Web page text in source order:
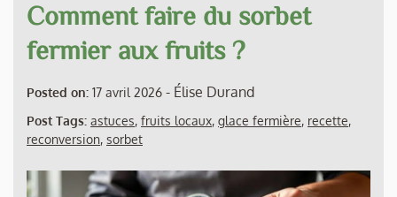
Comment faire du sorbet
fermier aux fruits ?
Posted on: 17 avril 2026 - Élise Durand
Post Tags: astuces, fruits locaux, glace fermière, recette,
reconversion, sorbet